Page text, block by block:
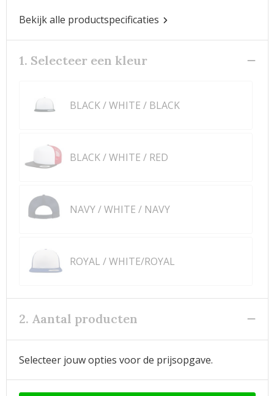
Bekijk alle productspecificaties
1. Selecteer een kleur
BLACK / WHITE / BLACK
BLACK / WHITE / RED
NAVY / WHITE / NAVY
ROYAL / WHITE/ROYAL
2. Aantal producten
Selecteer jouw opties voor de prijsopgave.